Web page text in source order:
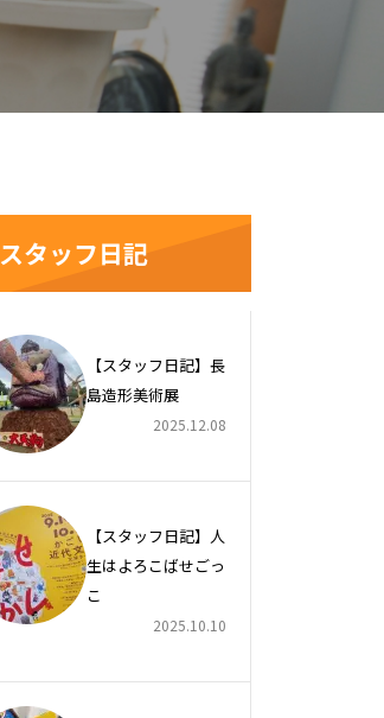
スタッフ日記
【スタッフ日記】長
島造形美術展
2025.12.08
【スタッフ日記】人
生はよろこばせごっ
こ
2025.10.10